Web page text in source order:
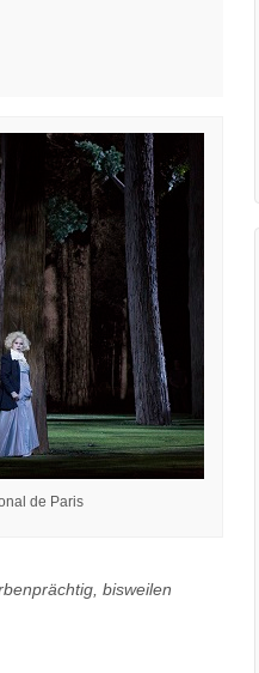
de Paris
bisweilen